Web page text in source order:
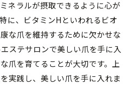
ネラルが摂取できるように心が
に、ビタミンHといわれるビオ
な爪を維持するために欠かせな
ステサロンで美しい爪を手に入
爪を育てることが大切です。上
実践し、美しい爪を手に入れま